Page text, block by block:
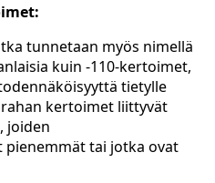
tunnetaan myös nimellä
kuin -110-kertoimet,
tietylle
kertoimet liittyvät
joiden
tai jotka ovat